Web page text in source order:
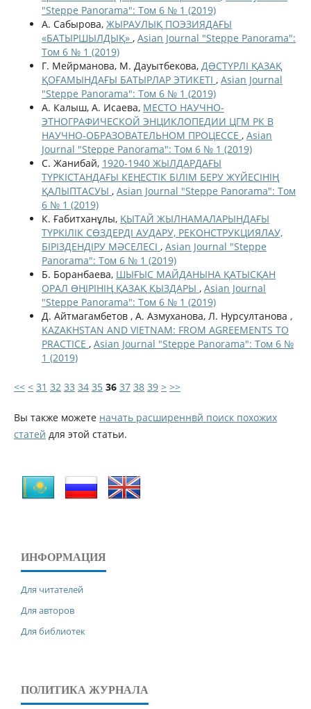
"Steppe Panorama": Том 6 № 1 (2019)
А. Сабырова, ЖЫРАУЛЫҚ ПОЭЗИЯДАҒЫ
«БАТЫРШЫЛДЫҚ» , Asian Journal "Steppe Panorama":
Том 6 № 1 (2019)
Г. Мейрманова, М. Дауытбекова, ДƏСТҮРЛІ ҚАЗАҚ
ҚОҒАМЫНДАҒЫ БАТЫРЛАР ЭТИКЕТІ , Asian Journal
"Steppe Panorama": Том 6 № 1 (2019)
А. Калыш, А. Исаева, МЕСТО НАУЧНО-
ЭТНОГРАФИЧЕСКОЙ ЭНЦИКЛОПЕДИИ ЦГМ РК В
НАУЧНО-ОБРАЗОВАТЕЛЬНОМ ПРОЦЕССЕ , Asian
Journal "Steppe Panorama": Том 6 № 1 (2019)
С. Жанибай, 1920-1940 ЖЫЛДАРДАҒЫ
ТҮРКІСТАНДАҒЫ КЕҢЕСТІК БІЛІМ БЕРУ ЖҮЙЕСІНІҢ
ҚАЛЫПТАСУЫ , Asian Journal "Steppe Panorama": Том
6 № 1 (2019)
К. Ғабитханұлы, ҚЫТАЙ ЖЫЛНАМАЛАРЫНДАҒЫ
ТҮРКІЛІК СӨЗДЕРДІ АУДАРУ, РЕКОНСТРУКЦИЯЛАУ,
БІРІЗДЕНДІРУ МӘСЕЛЕСІ , Asian Journal "Steppe
Panorama": Том 6 № 1 (2019)
Б. Боранбаева, ШЫҒЫС МАЙДАНЫНА ҚАТЫСҚАН
ОРАЛ ӨҢІРІНІҢ ҚАЗАҚ ҚЫЗДАРЫ , Asian Journal
"Steppe Panorama": Том 6 № 1 (2019)
Д. Айтмагамбетов , А. Азмуханова, Л. Нурсултанова ,
KAZAKHSTAN AND VIETNAM: FROM AGREEMENTS TO
PRACTICE , Asian Journal "Steppe Panorama": Том 6 №
1 (2019)
<< < 31 32 33 34 35 36 37 38 39 > >>
Вы также можете начать расширеннвй поиск похожих
статей для этой статьи.
ИНФОРМАЦИЯ
Для читателей
Для авторов
Для библиотек
ПОЛИТИКА ЖУРНАЛА